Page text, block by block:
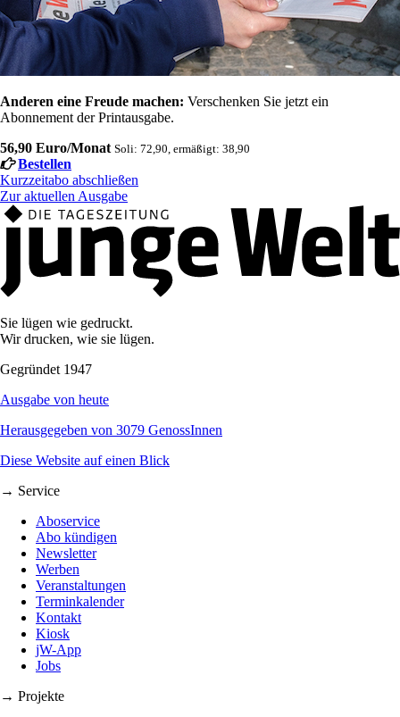
Anderen eine Freude machen: Verschenken Sie jetzt ein
Abonnement der Printausgabe.
56,90 Euro/Monat Soli: 72,90, ermäßigt: 38,90
Bestellen
Kurzzeitabo abschließen
Zur aktuellen Ausgabe
Sie lügen wie gedruckt.
Wir drucken, wie sie lügen.
Gegründet 1947
Ausgabe von heute
Herausgegeben von 3079 GenossInnen
Diese Website auf einen Blick
→ Service
Aboservice
Abo kündigen
Newsletter
Werben
Veranstaltungen
Terminkalender
Kontakt
Kiosk
jW-App
Jobs
→ Projekte